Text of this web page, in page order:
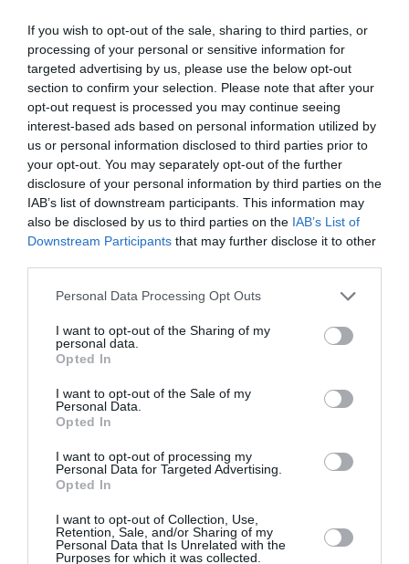
If you wish to opt-out of the sale, sharing to third parties, or
processing of your personal or sensitive information for
targeted advertising by us, please use the below opt-out
section to confirm your selection. Please note that after your
opt-out request is processed you may continue seeing
interest-based ads based on personal information utilized by
us or personal information disclosed to third parties prior to
your opt-out. You may separately opt-out of the further
disclosure of your personal information by third parties on the
IAB’s list of downstream participants. This information may
also be disclosed by us to third parties on the IAB’s List of
Downstream Participants that may further disclose it to other
Personal Data Processing Opt Outs
I want to opt-out of the Sharing of my
personal data.
Opted In
I want to opt-out of the Sale of my
Personal Data.
Opted In
I want to opt-out of processing my
Personal Data for Targeted Advertising.
Opted In
I want to opt-out of Collection, Use,
Retention, Sale, and/or Sharing of my
Personal Data that Is Unrelated with the
Purposes for which it was collected.
Σύμφωνα με πληροφορίες, στραγγάλισε το παιδί
της, το οποίο έφερε σοβαράτραύματα.
Ο παππούς και η γιαγιά έλεγαν ότι η κόρη τους
είχε έντοναψυχολογικά προβλήματακαι
πάσχει από βαριά κατάθλιψη, ενώ κατά
πληροφορίες, είχε νοσηλευτεί σε ψυχιατρική
κλινική. Ηγυναίκα, 37 ετών,κάτοικος
Η αστυνομία διερευνά τις ακριβείς συνθήκες του
τραγικού γεγονότος.
με πληροφορίες από protothema.gr
RELATED STORY